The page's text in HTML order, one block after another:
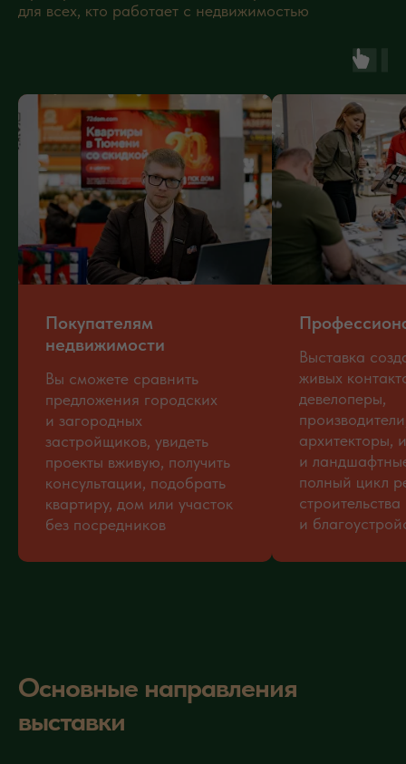
для всех, кто работает с недвижимостью
Покупателям
недвижимости
Вы сможете сравнить
предложения городских
и загородных
застройщиков, увидеть
проекты вживую, получить
консультации, подобрать
квартиру, дом или участок
без посредников
Выставка
живых
девелоперы,
архитекторы,
и
полный цикл
строительства
и
Основные направления
выставки